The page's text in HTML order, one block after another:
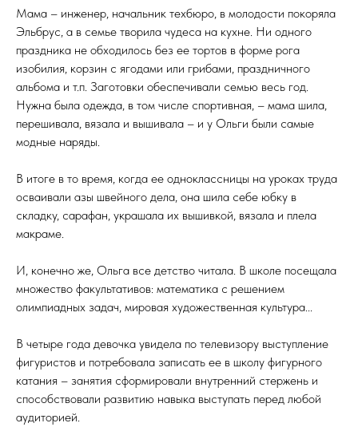
Мама – инженер, начальник техбюро, в молодости покоряла
Эльбрус, а в семье творила чудеса на кухне. Ни одного
праздника не обходилось без ее тортов в форме рога
изобилия, корзин с ягодами или грибами, праздничного
альбома и т.п. Заготовки обеспечивали семью весь год.
Нужна была одежда, в том числе спортивная, – мама шила,
перешивала, вязала и вышивала – и у Ольги были самые
модные наряды.
В итоге в то время, когда ее одноклассницы на уроках труда
осваивали азы швейного дела, она шила себе юбку в
складку, сарафан, украшала их вышивкой, вязала и плела
макраме.
И, конечно же, Ольга все детство читала. В школе посещала
множество факультативов: математика с решением
олимпиадных задач, мировая художественная культура...
В четыре года девочка увидела по телевизору выступление
фигуристов и потребовала записать ее в школу фигурного
катания – занятия сформировали внутренний стержень и
способствовали развитию навыка выступать перед любой
аудиторией.